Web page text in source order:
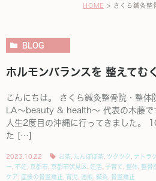
HOME さくら鍼灸整
BLOG
ホルモンバランスを 整えてむ
こんにちは。 さくら鍼灸整骨院・整
LA〜beauty & health〜 代表の木藤で
人生2度目の沖縄に行ってきました。
た […]
2023.10.22 お茶 たんぽぽ茶 ツクツク ナトラ
ー 不妊 京都市 京都市伏見区 妊活 子育て 整体 整骨
ケア
産後の骨盤矯正 育児 通販 鍼灸 骨盤矯正